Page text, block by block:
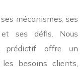
mécanismes, ses
ses défis. Nous
prédictif offre un
besoins clients,